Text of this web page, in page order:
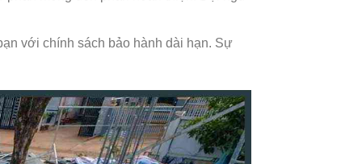
với chính sách bảo hành dài hạn. Sự